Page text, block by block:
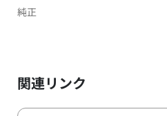
純正
関連リンク